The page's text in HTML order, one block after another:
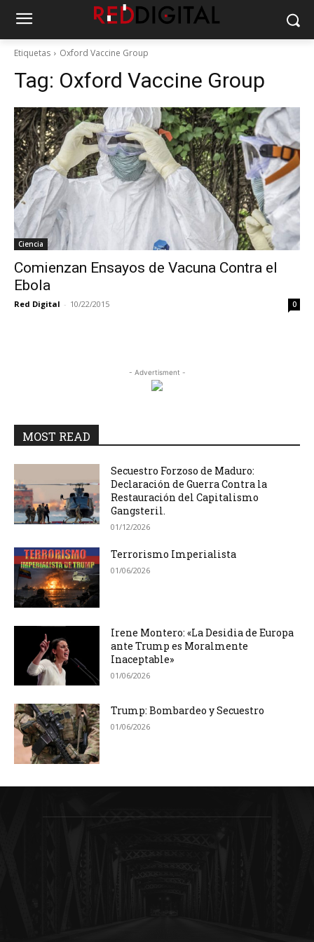
Etiquetas Oxford Vaccine Group
Tag: Oxford Vaccine Group
Ciencia
Comienzan Ensayos de Vacuna Contra el
Ebola
Red Digital - 10/22/2015 0
- Advertisment -
MOST READ
Secuestro Forzoso de Maduro:
Declaración de Guerra Contra la
Restauración del Capitalismo
Gangsteril.
01/12/2026
Terrorismo Imperialista
01/06/2026
Irene Montero: «La Desidia de Europa
ante Trump es Moralmente
Inaceptable»
01/06/2026
Trump: Bombardeo y Secuestro
01/06/2026